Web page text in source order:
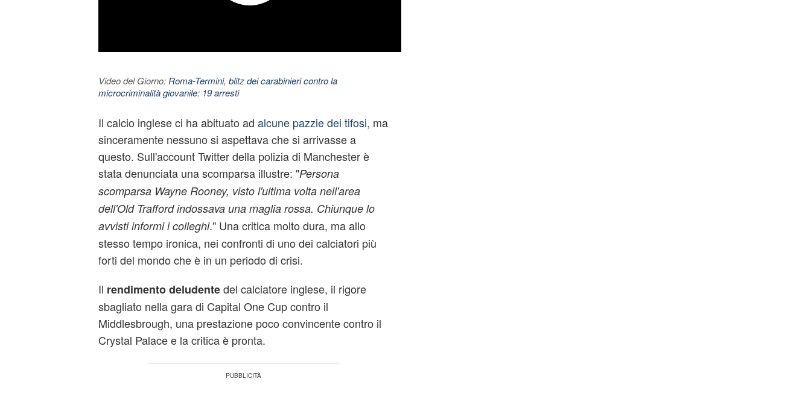
Video del Giorno: Roma-Termini, blitz dei carabinieri contro la
microcriminalità giovanile: 19 arresti
Il calcio inglese ci ha abituato ad alcune pazzie dei tifosi, ma
sinceramente nessuno si aspettava che si arrivasse a
questo. Sull'account Twitter della polizia di Manchester è
stata denunciata una scomparsa illustre: "Persona
scomparsa Wayne Rooney, visto l'ultima volta nell'area
dell'Old Trafford indossava una maglia rossa. Chiunque lo
avvisti informi i colleghi." Una critica molto dura, ma allo
stesso tempo ironica, nei confronti di uno dei calciatori più
forti del mondo che è in un periodo di crisi.
Il rendimento deludentedel calciatore inglese, il rigore
sbagliato nella gara di Capital One Cup contro il
Middlesbrough, una prestazione poco convincente contro il
Crystal Palace e la critica è pronta.